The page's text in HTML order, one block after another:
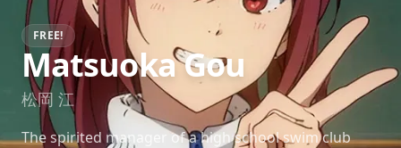
FREE!
Matsuoka Gou
松岡 江
The spirited manager of a high school swim club